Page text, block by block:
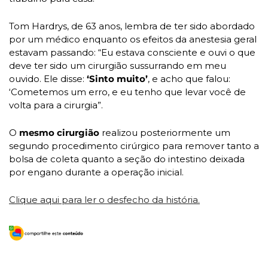
Tom Hardrys, de 63 anos, lembra de ter sido abordado
por um médico enquanto os efeitos da anestesia geral
estavam passando: “Eu estava consciente e ouvi o que
deve ter sido um cirurgião sussurrando em meu
ouvido. Ele disse: ‘Sinto muito’, e acho que falou:
‘Cometemos um erro, e eu tenho que levar você de
volta para a cirurgia”.
O mesmo cirurgião realizou posteriormente um
segundo procedimento cirúrgico para remover tanto a
bolsa de coleta quanto a seção do intestino deixada
por engano durante a operação inicial.
Clique aqui para ler o desfecho da história.